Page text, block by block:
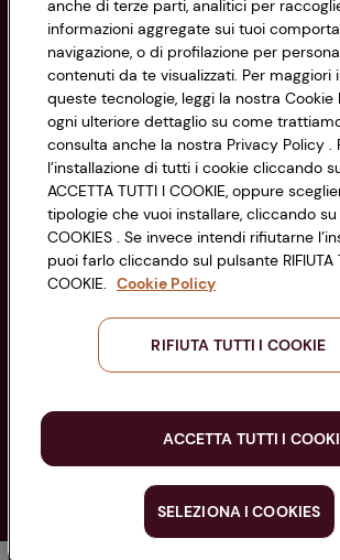
Impostazioni Cookie
Accessibilità
CONAD SOCIETÀ COOPERATIVA
Via Michelino, 59 | 40127 BOLOGNA
Codice Fiscale e Registro Imprese
di Bologna 00865960157
PARTITA IVA 03320960374
Servizio clienti
Seguici sui Social:
Scarica l'app
Copyright @ Conad 2025
anche di terze parti, analitici per
informazioni aggregate sui tuoi
navigazione, o di profilazione per
contenuti da te visualizzati. Per maggiori
queste tecnologie, leggi la nostra Cookie
ogni ulteriore dettaglio su come
consulta anche la nostra Privacy Policy .
l’installazione di tutti i cookie cliccando
ACCETTA TUTTI I COOKIE, oppure
tipologie che vuoi installare, cliccando su
COOKIES . Se invece intendi rifiutarne
puoi farlo cliccando sul pulsante RIFIUTA
COOKIE. Cookie Policy
RIFIUTA TUTTI I COOKIE
ACCETTA TUTTI I
SELEZIONA I COOKIES